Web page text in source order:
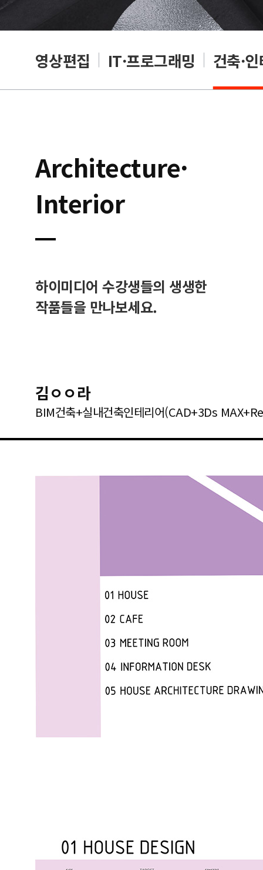
영상편집 IT·프로그래밍 건축·
Architecture·
Interior
하이미디어 수강생들의 생생한
작품들을 만나보세요.
김ㅇㅇ라
BIM건축+실내건축인테리어(CAD+3Ds